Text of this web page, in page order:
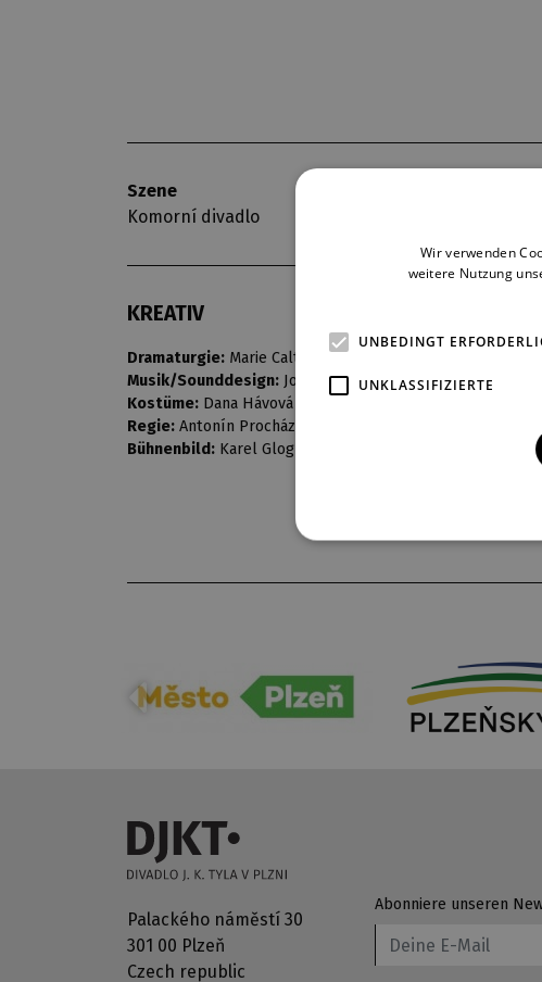
Szene
Komorní divadlo
KREATIV
Dramaturgie: Marie Caltová
Musik/Sounddesign: Josef Němejc
Kostüme: Dana Hávová
Regie: Antonín Procházka
Bühnenbild: Karel Glogr
Palackého náměstí 30
301 00 Plzeň
Czech republic
Abonniere unseren
Wir verwenden
weitere Nutzung
UNBEDINGT
UNKLASSIFIZIERTE